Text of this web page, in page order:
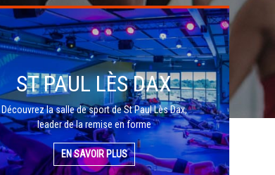
ST PAUL LÈS DAX
Découvrez la salle de sport de St Paul Lès Dax,
leader de la remise en forme
EN SAVOIR PLUS